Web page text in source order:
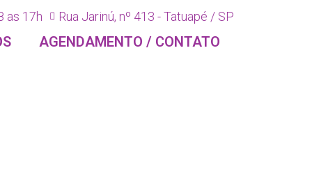
as 17h Rua Jarinú, nº 413 - Tatuapé / SP
AGENDAMENTO / CONTATO